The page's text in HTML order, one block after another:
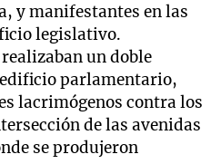
y manifestantes en las
legislativo.
un doble
parlamentario,
lacrimógenos contra los
de las avenidas
se produjeron